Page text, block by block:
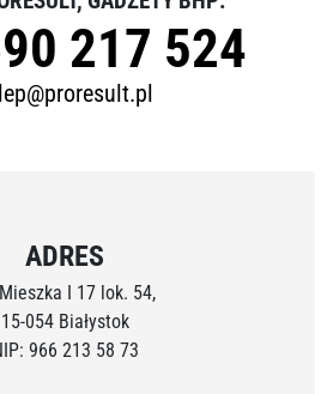
217 524
ADRES
I 17 lok. 54,
15-054 Białystok
966 213 58 73